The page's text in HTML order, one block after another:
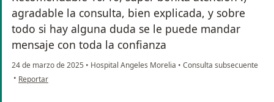
agradable la consulta, bien explicada, y sobre
todo si hay alguna duda se le puede mandar
mensaje con toda la confianza
24 de marzo de 2025 • Hospital Angeles Morelia • Consulta subsecuente
• en opinión del usuario Alejandra Velázquez
Reportar